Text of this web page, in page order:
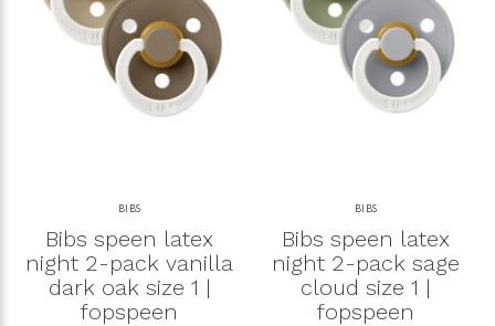
BIBS
Bibs speen latex
night 2-pack vanilla
dark oak size 1 |
fopspeen
BIBS
Bibs speen latex
night 2-pack sage
cloud size 1 |
fopspeen